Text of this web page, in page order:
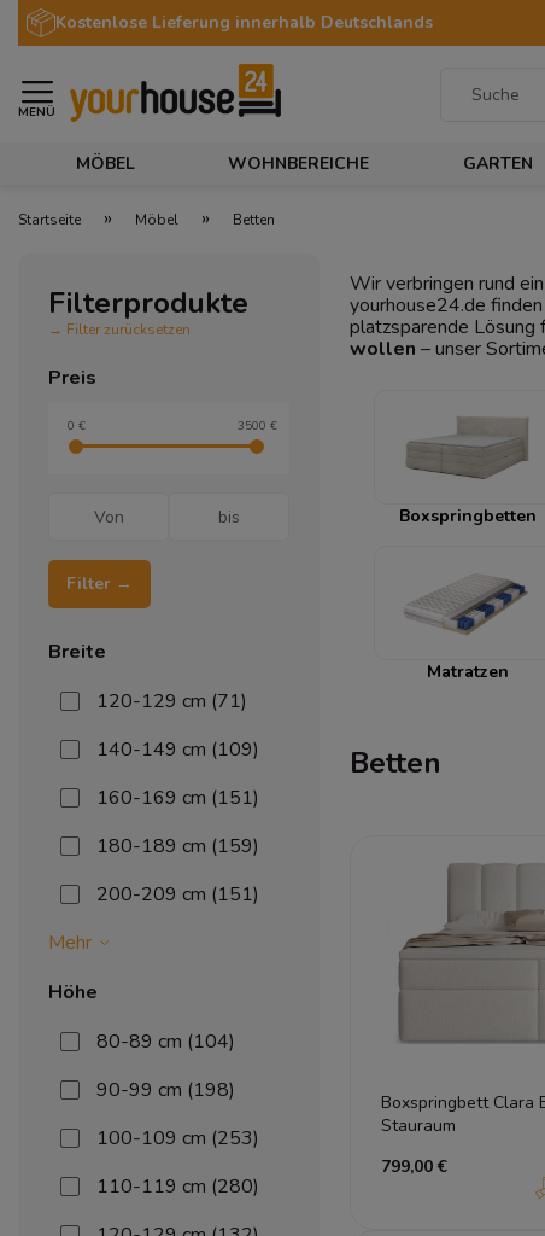
Kostenlose Lieferung innerhalb Deutschlands
MENÜ
MÖBEL WOHNBEREICHE GARTEN
Startseite » Möbel » Betten
Filterprodukte
→ Filter zurücksetzen
Höhe
80-89 cm (104)
90-99 cm (198)
100-109 cm (253)
110-119 cm (280)
Breite
120-129 cm (71)
140-149 cm (109)
160-169 cm (151)
180-189 cm (159)
200-209 cm (151)
Mehr
Preis
0 € 3500 €
Filter →
Wir verbringen rund
yourhouse24.de
platzsparende Lösung
wollen – unser
Boxspringbetten
Matratzen
Betten
Boxspringbett Clara
Stauraum
799,00 €